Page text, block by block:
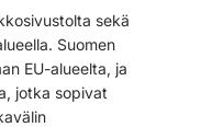
sekä
Suomen
EU-alueelta, ja
jotka sopivat